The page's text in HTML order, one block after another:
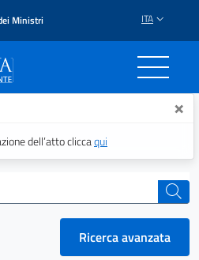
Ministri ITA
Il portale ×
dell’atto cliccaqui
cerca
Ricerca avanzata